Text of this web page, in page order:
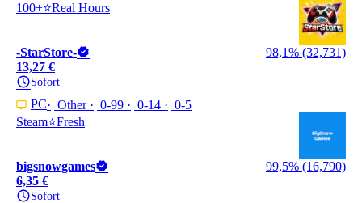
100+⭐️Real Hours
-StarStore-
98,1% (32,731)
13,27 €
Sofort
PC Other 0-99 0-14
0-5
Steam⭐️Fresh
bigsnowgames
99,5% (16,790)
6,35 €
Sofort